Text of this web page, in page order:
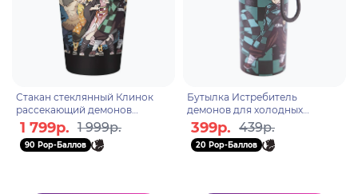
Стакан стеклянный Клинок
рассекающий демонов
Kimetsu no Yaiba 400 мл
ABYVER174
1 799р. 1 999р.
90 Pop-Баллов
Бутылка Истребитель
демонов для холодных
напитков с петлей 400мл.
399р. 439р.
20 Pop-Баллов